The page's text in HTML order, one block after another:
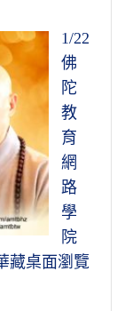
1/22
佛
陀
教
育
網
路
學
院
藏桌面瀏覽